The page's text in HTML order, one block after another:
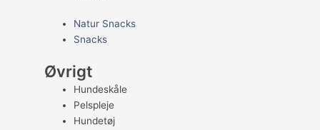
Natur Snacks
Snacks
Øvrigt
Hundeskåle
Pelspleje
Hundetøj